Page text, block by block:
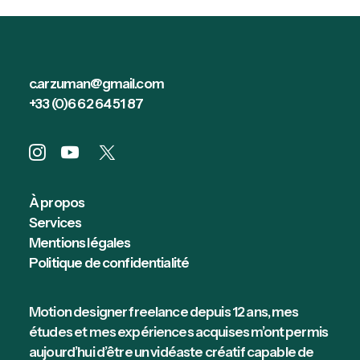
c.arzuman@gmail.com
+33 (0)6 62 64 51 87
À propos
Services
Mentions légales
Politique de confidentialité
Motion designer freelance depuis 12 ans, mes
études et mes expériences acquises m’ont permis
aujourd’hui d’être un vidéaste créatif capable de